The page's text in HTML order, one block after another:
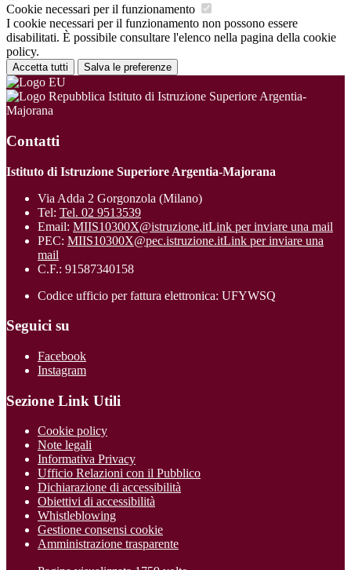
Cookie necessari per il funzionamento
I cookie necessari per il funzionamento non possono essere
disabilitati. È possibile consultare l'elenco nella pagina della cookie
policy.
Accetta tutti Salva le preferenze
Istituto di Istruzione Superiore Argentia-
Majorana
Contatti
Istituto di Istruzione Superiore Argentia-Majorana
Via Adda 2 Gorgonzola (Milano)
Tel: Tel. 02 9513539
Email: MIIS10300X@istruzione.itLink per inviare una mail
PEC: MIIS10300X@pec.istruzione.itLink per inviare una
mail
C.F.: 91587340158
Codice ufficio per fattura elettronica: UFYWSQ
Seguici su
Facebook
Instagram
Sezione Link Utili
Cookie policy
Note legali
Informativa Privacy
Ufficio Relazioni con il Pubblico
Dichiarazione di accessibilità
Obiettivi di accessibilità
Whistleblowing
Gestione consensi cookie
Amministrazione trasparente